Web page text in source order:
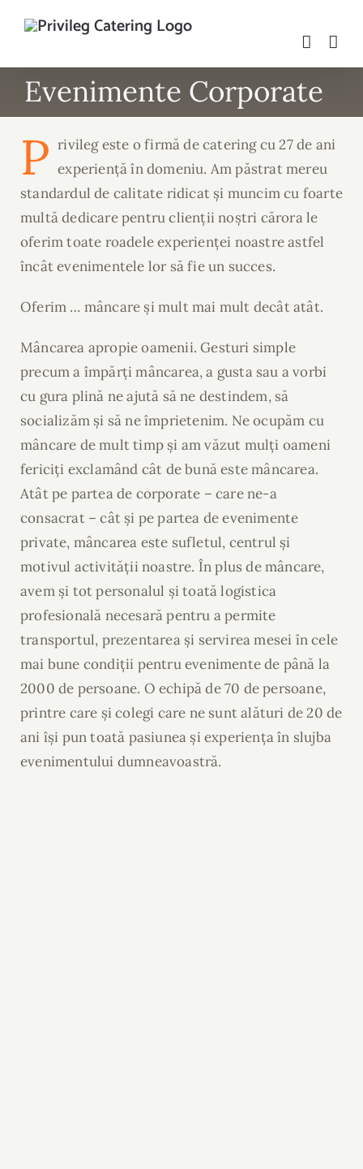
Evenimente Corporate
P rivileg este o firmă de catering cu 27 de ani
experiență în domeniu. Am păstrat mereu
standardul de calitate ridicat și muncim cu foarte
multă dedicare pentru clienții noștri cărora le
oferim toate roadele experienței noastre astfel
încât evenimentele lor să fie un succes.
Oferim … mâncare și mult mai mult decât atât.
Mâncarea apropie oamenii. Gesturi simple
precum a împărți mâncarea, a gusta sau a vorbi
cu gura plină ne ajută să ne destindem, să
socializăm și să ne împrietenim. Ne ocupăm cu
mâncare de mult timp și am văzut mulți oameni
fericiți exclamând cât de bună este mâncarea.
Atât pe partea de corporate – care ne-a
consacrat – cât și pe partea de evenimente
private, mâncarea este sufletul, centrul și
motivul activității noastre. În plus de mâncare,
avem și tot personalul și toată logistica
profesională necesară pentru a permite
transportul, prezentarea și servirea mesei în cele
mai bune condiții pentru evenimente de până la
2000 de persoane. O echipă de 70 de persoane,
printre care și colegi care ne sunt alături de 20 de
ani își pun toată pasiunea și experiența în slujba
evenimentului dumneavoastră.